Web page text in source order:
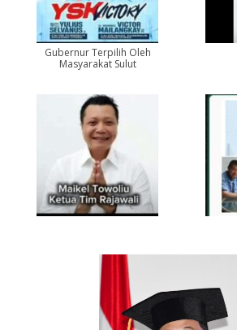
Gubernur Terpilih Oleh
Masyarakat Sulut